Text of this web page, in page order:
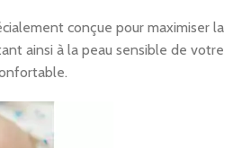
conçue pour maximiser la
ainsi à la peau sensible de votre